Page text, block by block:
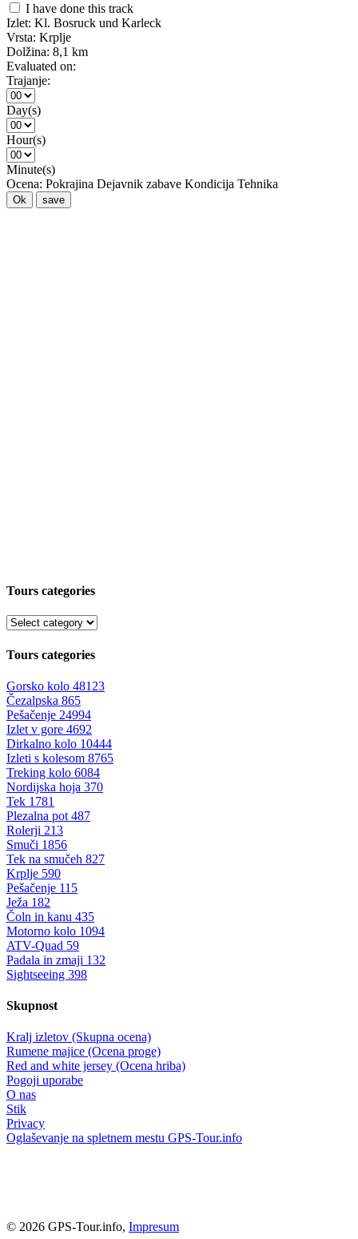
I have done this track
Izlet: Kl. Bosruck und Karleck
Vrsta: Krplje
Dolžina: 8,1 km
Evaluated on:
Trajanje:
Day(s)
Hour(s)
Minute(s)
Ocena: Pokrajina Dejavnik zabave Kondicija Tehnika
Ok save
Tours categories
Tours categories
Gorsko kolo 48123
Čezalpska 865
Pešačenje 24994
Izlet v gore 4692
Dirkalno kolo 10444
Izleti s kolesom 8765
Treking kolo 6084
Nordijska hoja 370
Tek 1781
Plezalna pot 487
Rolerji 213
Smuči 1856
Tek na smučeh 827
Krplje 590
Pešačenje 115
Ježa 182
Čoln in kanu 435
Motorno kolo 1094
ATV-Quad 59
Padala in zmaji 132
Sightseeing 398
Skupnost
Kralj izletov (Skupna ocena)
Rumene majice (Ocena proge)
Red and white jersey (Ocena hriba)
Pogoji uporabe
O nas
Stik
Privacy
Oglaševanje na spletnem mestu GPS-Tour.info
© 2026 GPS-Tour.info, Impresum